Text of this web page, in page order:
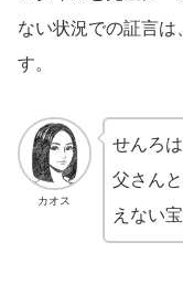
ない状況での証言は
す。
カオス
せんろ
父さん
えない